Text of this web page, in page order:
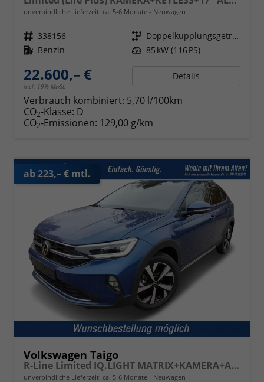
unverbindliche Lieferzeit: ca. 5-6 Monate Neuwagen
Fahrzeugnr. 338156 Getriebe
Doppelkupplungsgetriebe (DSG)
Kraftstoff Benzin Leistung 85 kW (116 PS)
22.600,– €
incl. 19% MwSt.
Details
Verbrauch kombiniert: 5,70 l/100km
CO2-Klasse: D
CO2-Emissionen: 129,00 g/km
ab 223,– € mtl.
Volkswagen Taigo
R-Line Limited IQ.LIGHT MATRIX+KAMERA+ACC
unverbindliche Lieferzeit: ca. 5-6 Monate Neuwagen